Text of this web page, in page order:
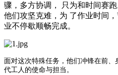
骤，多方协调， 只为和时间赛
他们攻坚克难，为 了作业时间
业不停歇顺畅完成。
面对这次特殊任务，他们冲锋在前
代工 人的使命与担当 。